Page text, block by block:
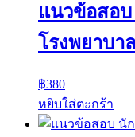
แนวข้อสอ
โรงพยาบา
฿380
หยิบใส่ตะกร้า